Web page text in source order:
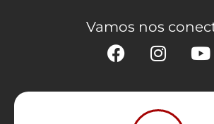
Vamos nos